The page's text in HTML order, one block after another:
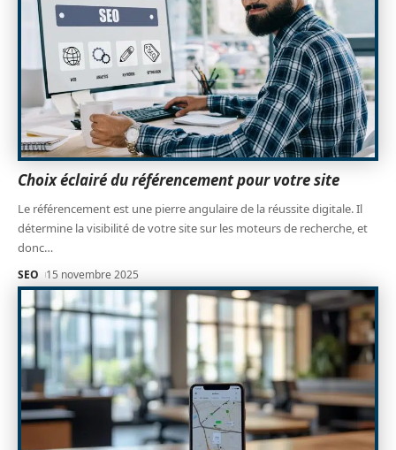
Choix éclairé du référencement pour votre site
Le référencement est une pierre angulaire de la réussite digitale. Il
détermine la visibilité de votre site sur les moteurs de recherche, et
donc…
SEO 15 novembre 2025